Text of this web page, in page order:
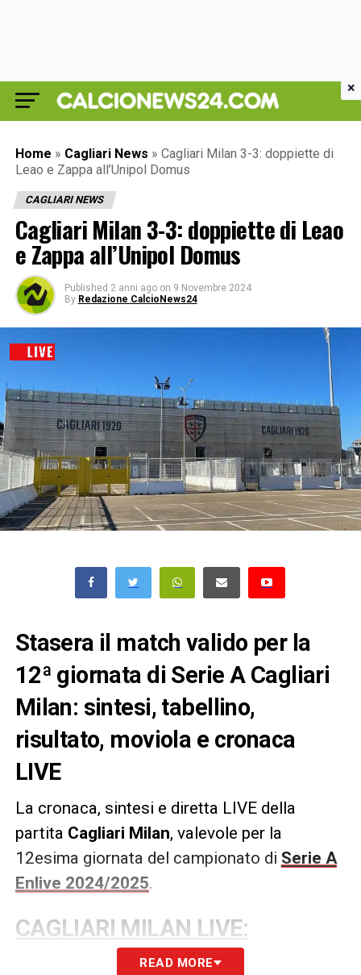
Home » Cagliari News » Cagliari Milan 3-3: doppiette di
Leao e Zappa all’Unipol Domus
CAGLIARI NEWS
Cagliari Milan 3-3: doppiette di Leao
e Zappa all’Unipol Domus
Published 2 anni ago on 9 Novembre 2024
By Redazione CalcioNews24
Stasera il match valido per la
12ª giornata di Serie A Cagliari
Milan: sintesi, tabellino,
risultato, moviola e cronaca
LIVE
La cronaca, sintesi e diretta LIVE della
partita Cagliari Milan, valevole per la
12esima giornata del campionato di Serie A
Enlive 2024/2025.
CAGLIARI MILAN LIVE:
CRONACA DIRETTA
READ MORE
×